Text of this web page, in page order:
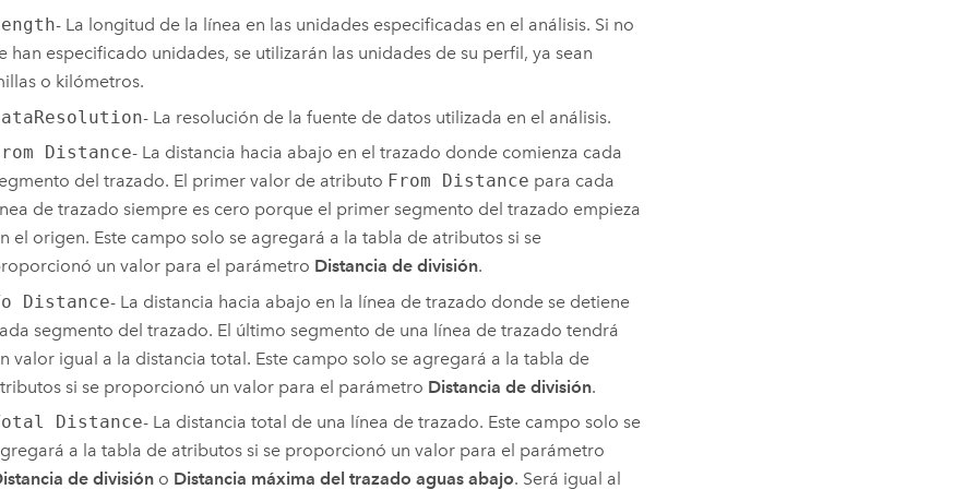
- La longitud de la línea en las unidades especificadas en el análisis. Si no
han especificado unidades, se utilizarán las unidades de su perfil, ya sean
o kilómetros.
- La resolución de la fuente de datos utilizada en el análisis.
Distance- La distancia hacia abajo en el trazado donde comienza cada
del trazado. El primer valor de atributo From Distance para cada
de trazado siempre es cero porque el primer segmento del trazado empieza
el origen. Este campo solo se agregará a la tabla de atributos si se
un valor para el parámetro Distancia de división.
Distance- La distancia hacia abajo en la línea de trazado donde se detiene
segmento del trazado. El último segmento de una línea de trazado tendrá
valor igual a la distancia total. Este campo solo se agregará a la tabla de
si se proporcionó un valor para el parámetro Distancia de división.
Distance- La distancia total de una línea de trazado. Este campo solo se
a la tabla de atributos si se proporcionó un valor para el parámetro
de divisióno Distancia máxima del trazado aguas abajo. Será igual al